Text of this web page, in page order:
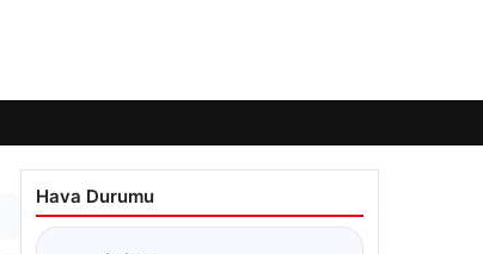
Hava Durumu